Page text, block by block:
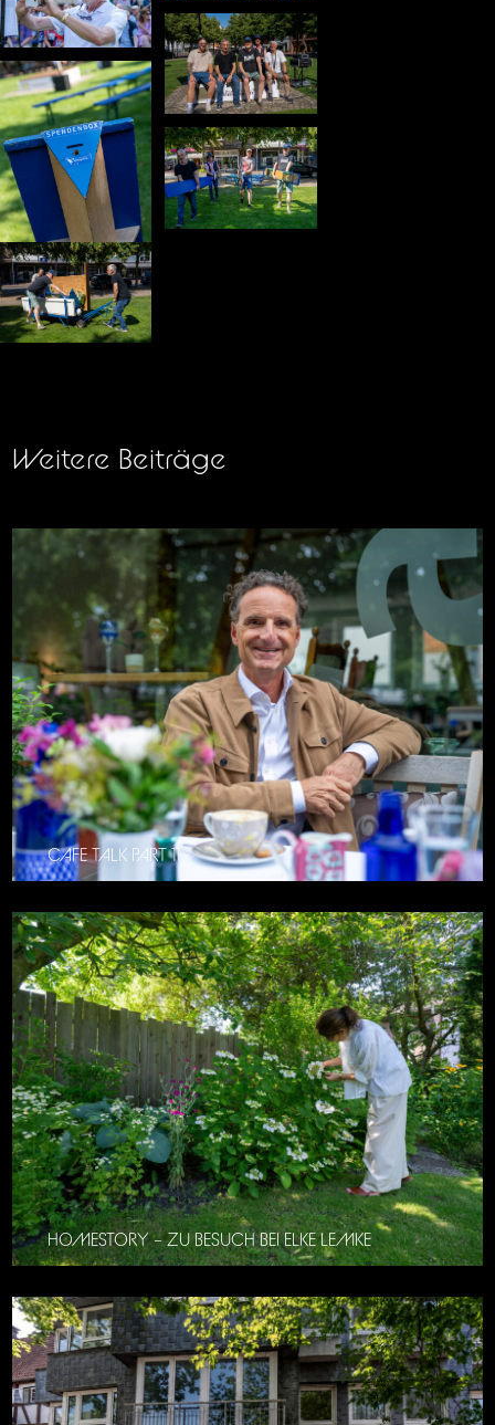
Weitere Beiträge
CAFE TALK PART 11
HOMESTORY – ZU BESUCH BEI ELKE LEMKE